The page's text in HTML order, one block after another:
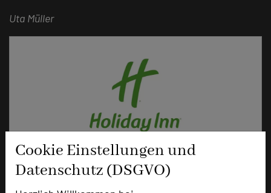
Cookie Einstellungen und
Datenschutz (DSGVO)
Uta Müller
Holiday lnn Munich-Unterhaching